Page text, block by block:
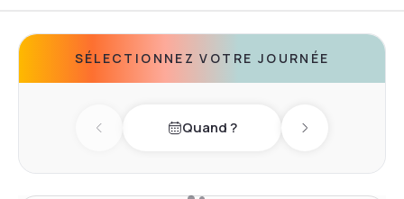
SÉLECTIONNEZ VOTRE JOURNÉE
Previous dayQuand ? Next day